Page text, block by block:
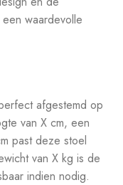
waardevolle
afgestemd op
van X cm, een
past deze stoel
van X kg is de
indien nodig.